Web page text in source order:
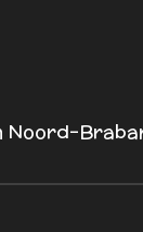
Noord-